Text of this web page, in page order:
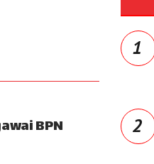
BPN
1
2